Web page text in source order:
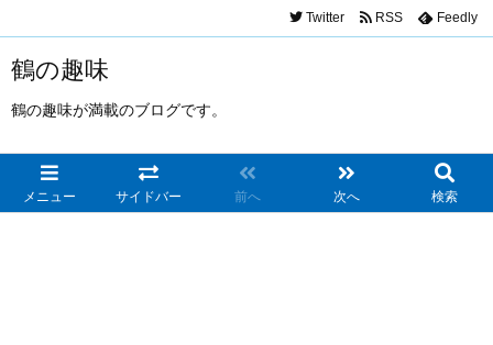
鶴の趣味
鶴の趣味が満載のブログです。
メニュー サイドバー 前へ 次へ 検索
Twitter RSS Feedly